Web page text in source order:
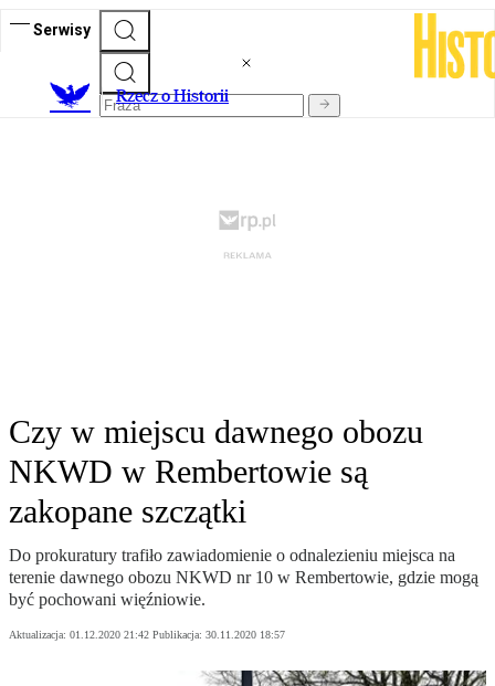
Serwisy
Rzecz o Historii
Czy w miejscu dawnego obozu
NKWD w Rembertowie są
zakopane szczątki
Do prokuratury trafiło zawiadomienie o odnalezieniu miejsca na
terenie dawnego obozu NKWD nr 10 w Rembertowie, gdzie mogą
być pochowani więźniowie.
Aktualizacja: 01.12.2020 21:42 Publikacja: 30.11.2020 18:57